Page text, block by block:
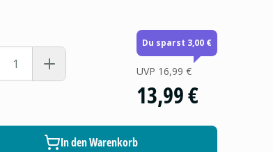
Du sparst 3,00 €
UVP 16,99 €
13,99 €
In den Warenkorb